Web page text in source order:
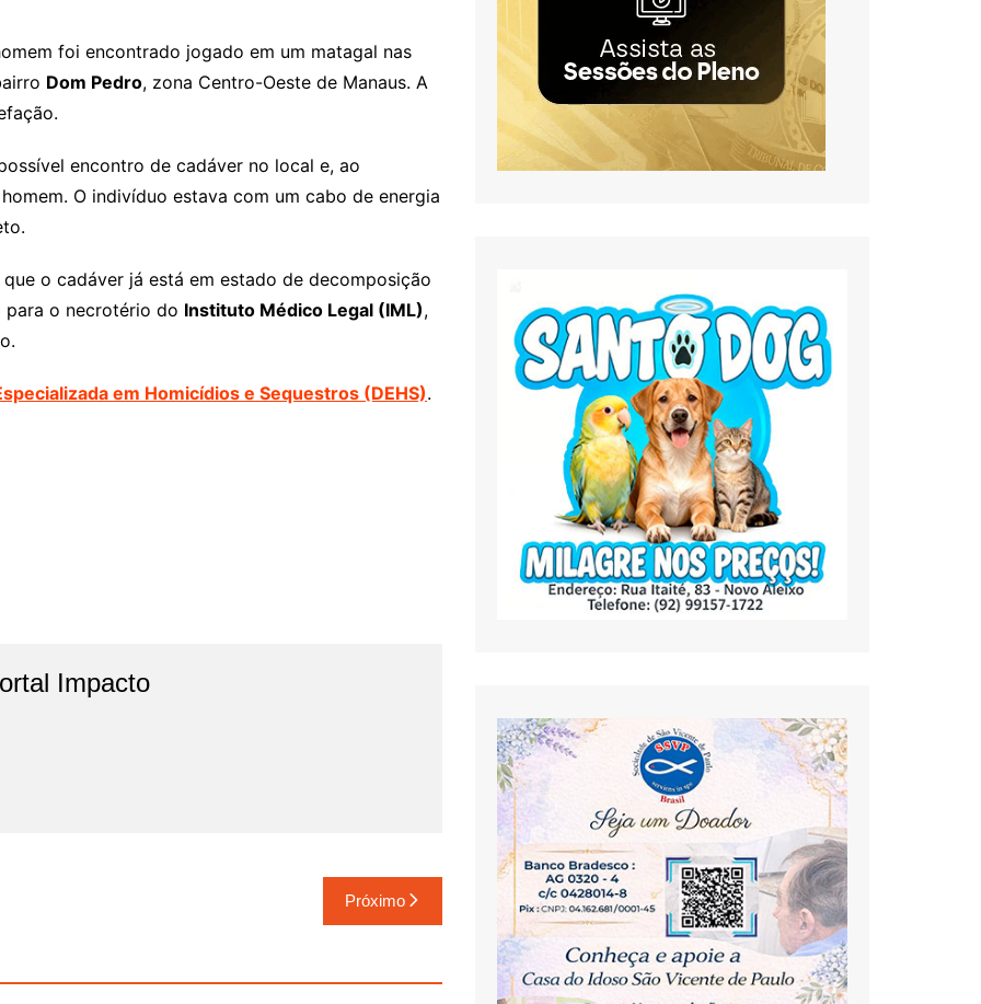
foi encontrado jogado em um matagal nas
Dom Pedro, zona Centro-Oeste de Manaus. A
encontro de cadáver no local e, ao
O indivíduo estava com um cabo de energia
o cadáver já está em estado de decomposição
para o necrotério do Instituto Médico Legal (IML),
em Homicídios e Sequestros (DEHS).
Impacto
Próximo